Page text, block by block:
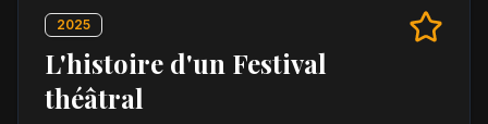
2025
L'histoire d'un Festival
théâtral